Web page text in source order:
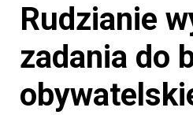
Rudzianie
zadania do